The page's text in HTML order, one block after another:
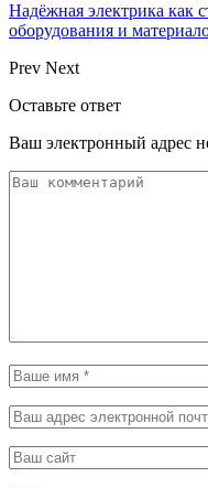
Надёжная электрика как
оборудования и
Prev Next
Оставьте ответ
Ваш электронный адрес